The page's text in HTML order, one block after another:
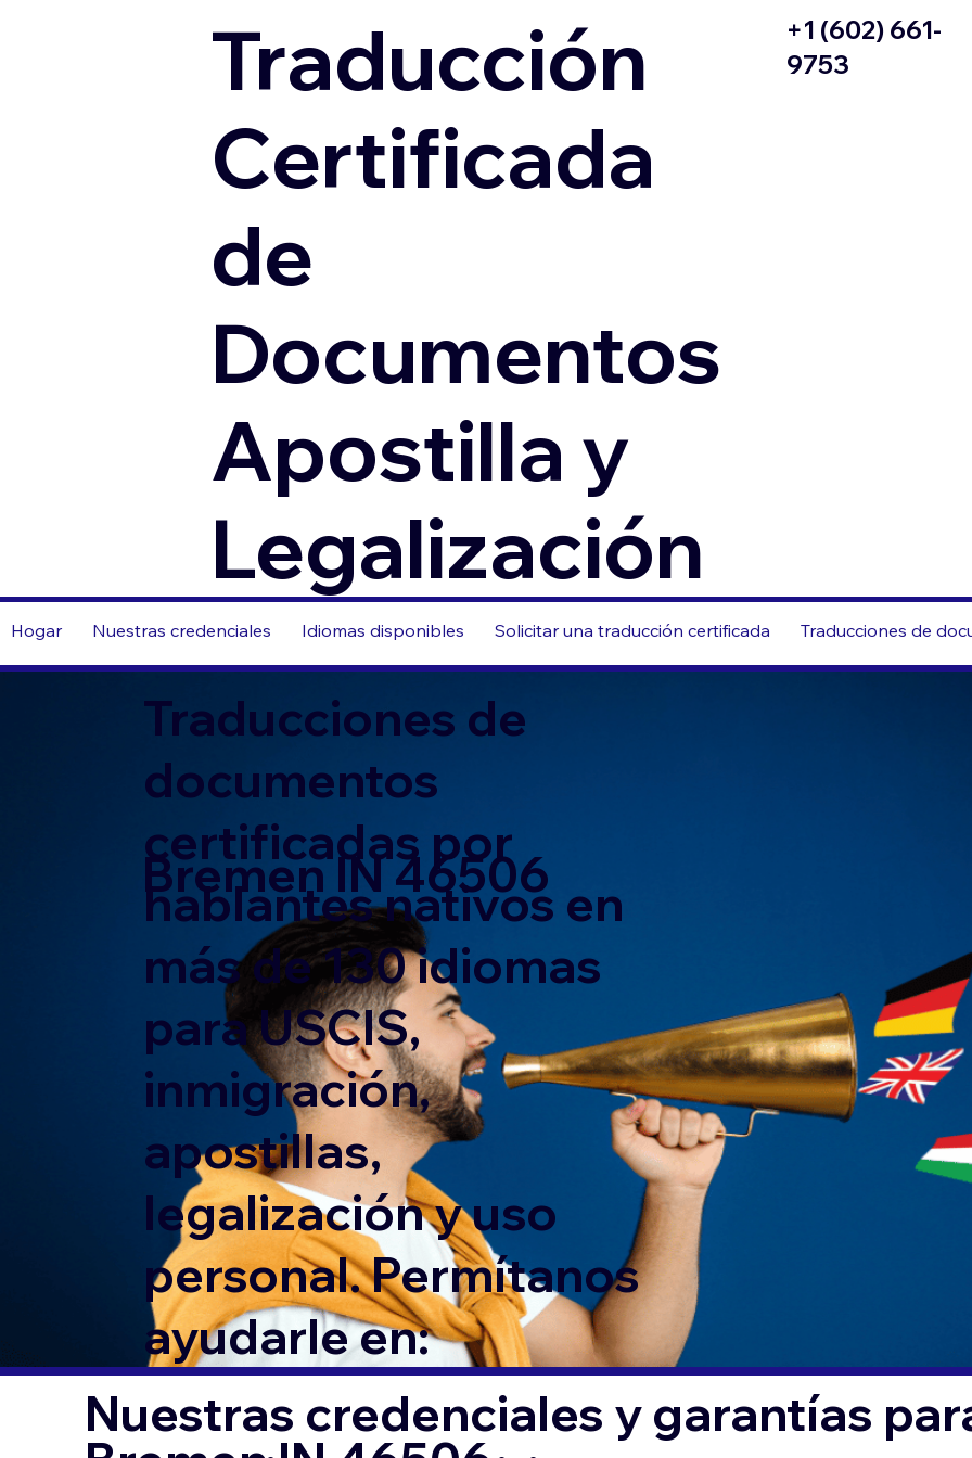
Traducción
Certificada
de
Documentos
Apostilla y
Legalización
+1 (602) 661-
9753
Hogar Nuestras credenciales Idiomas disponibles Solicitar una traducción certificada Traducciones de
Traducciones de
documentos
certificadas por
hablantes nativos en
más de 130 idiomas
para USCIS,
inmigración,
apostillas,
legalización y uso
personal. Permítanos
ayudarle en:
Bremen IN 46506
Nuestras credenciales y garantías